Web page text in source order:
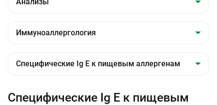
Специфические Ig E к пищевым